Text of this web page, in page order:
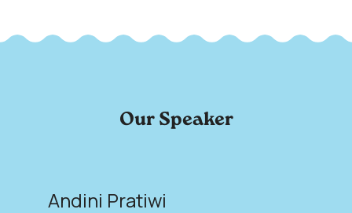
Our Speaker
Andini Pratiwi